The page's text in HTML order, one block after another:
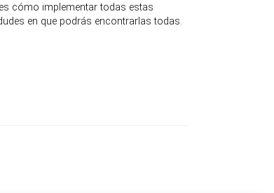
cómo implementar todas estas
en que podrás encontrarlas todas.